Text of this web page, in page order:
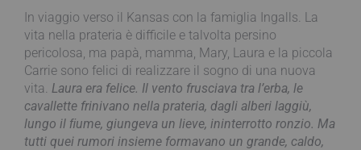
In viaggio verso il Kansas con la famiglia Ingalls. La
vita nella prateria è difficile e talvolta persino
pericolosa, ma papà, mamma, Mary, Laura e la piccola
Carrie sono felici di realizzare il sogno di una nuova
vita. Laura era felice. Il vento frusciava tra l’erba, le
cavallette frinivano nella prateria, dagli alberi laggiù,
lungo il ﬁume, giungeva un lieve, ininterrotto ronzio. Ma
tutti quei rumori insieme formavano un grande, caldo,